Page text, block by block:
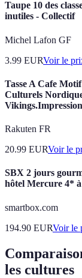
Taupe 10 des
inutiles - Collectif
Michel Lafon GF
3.99 EURVoir le
Tasse A Cafe
Culturels
Rakuten FR
20.99 EURVoir le
SBX 2 jours
hôtel Mercure 4*
smartbox.com
194.90 EURVoir le
les cultures